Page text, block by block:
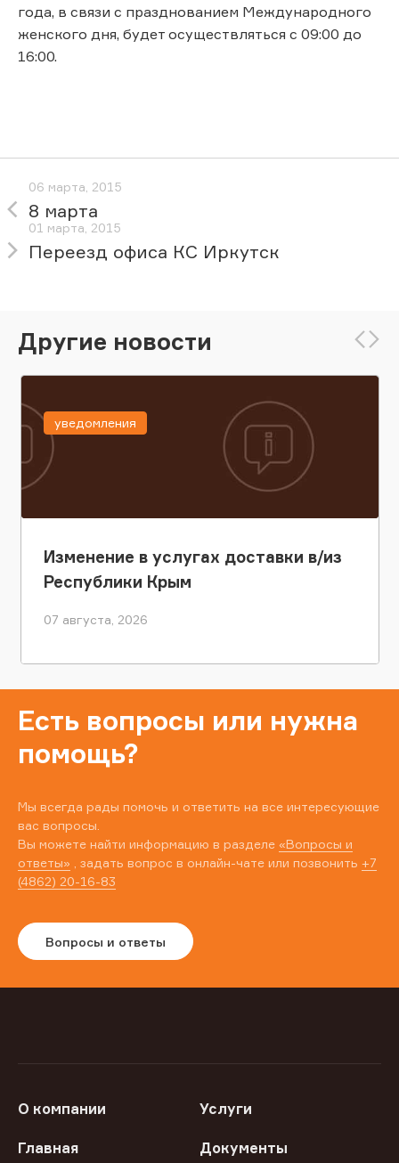
года, в связи с празднованием Международного
женского дня, будет осуществляться с 09:00 до
16:00.
06 марта, 2015
8 марта
01 марта, 2015
Переезд офиса КС Иркутск
Другие новости
Изменение в услугах доставки в/из
Республики Крым
07 августа, 2026
уведомления
Есть вопросы или нужна
помощь?
Мы всегда рады помочь и ответить на все интересующие
вас вопросы.
Вы можете найти информацию в разделе «Вопросы и
ответы» , задать вопрос в онлайн-чате или позвонить +7
(4862) 20-16-83
Вопросы и ответы
О компании Услуги
Главная Документы